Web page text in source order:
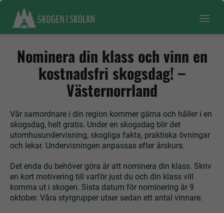
Nominera din klass och vinn en
kostnadsfri skogsdag! –
Västernorrland
Vår samordnare i din region kommer gärna och håller i en
skogsdag, helt gratis. Under en skogsdag blir det
utomhusundervisning, skogliga fakta, praktiska övningar
och lekar. Undervisningen anpassas efter årskurs.
Det enda du behöver göra är att nominera din klass. Skriv
en kort motivering till varför just du och din klass vill
komma ut i skogen. Sista datum för nominering är 9
oktober. Våra styrgrupper utser sedan ett antal vinnare.